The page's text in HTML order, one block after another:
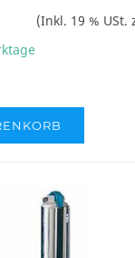
(Inkl. 19 % USt.